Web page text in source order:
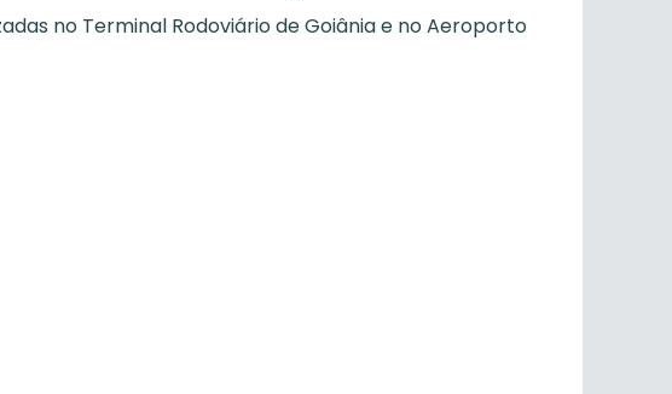
no Terminal Rodoviário de Goiânia e no Aeroporto